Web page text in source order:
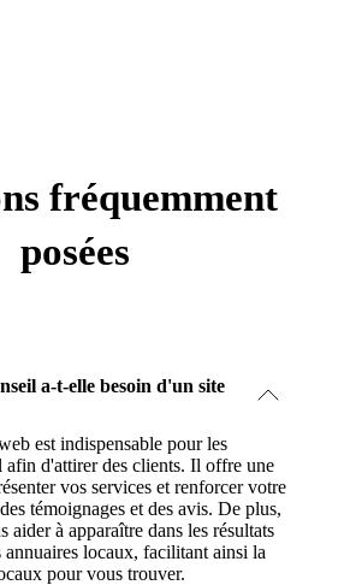
fréquemment
posées
a-t-elle besoin d'un site
est indispensable pour les
afin d'attirer des clients. Il offre une
vos services et renforcer votre
témoignages et des avis. De plus,
aider à apparaître dans les résultats
annuaires locaux, facilitant ainsi la
pour vous trouver.